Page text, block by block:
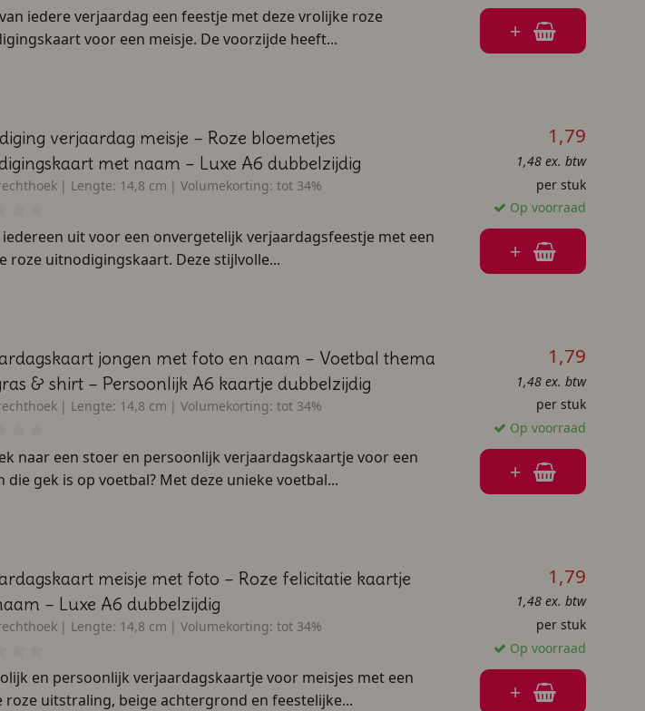
iedere verjaardag een feestje met deze vrolijke roze
voor een meisje. De voorzijde heeft...
+
verjaardag meisje – Roze bloemetjes
met naam – Luxe A6 dubbelzijdig
Lengte: 14,8 cm Volumekorting: tot 34%
uit voor een onvergetelijk verjaardagsfeestje met een
roze uitnodigingskaart. Deze stijlvolle...
1,79
1,48 ex. btw
per stuk
Op voorraad
+
jongen met foto en naam – Voetbal thema
& shirt – Persoonlijk A6 kaartje dubbelzijdig
Lengte: 14,8 cm Volumekorting: tot 34%
naar een stoer en persoonlijk verjaardagskaartje voor een
die gek is op voetbal? Met deze unieke voetbal...
1,79
1,48 ex. btw
per stuk
Op voorraad
+
meisje met foto – Roze felicitatie kaartje
– Luxe A6 dubbelzijdig
Lengte: 14,8 cm Volumekorting: tot 34%
en persoonlijk verjaardagskaartje voor meisjes met een
roze uitstraling, beige achtergrond en feestelijke...
1,79
1,48 ex. btw
per stuk
Op voorraad
+